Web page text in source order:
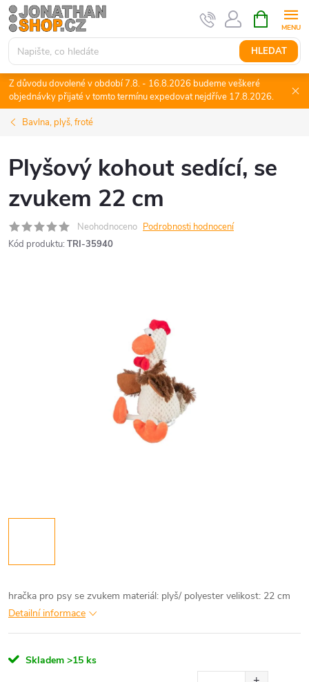
Přejít
na
obsah
HLEDAT
NÁKUPNÍ
KOŠÍK
Z důvodu dovolené v období 7.8. - 16.8.2026 budeme veškeré
objednávky přijaté v tomto termínu expedovat nejdříve 17.8.2026.
Bavlna, plyš, froté
Plyšový kohout sedící, se
zvukem 22 cm
Neohodnoceno Podrobnosti hodnocení
Kód produktu: TRI-35940
hračka pro psy se zvukem materiál: plyš/ polyester velikost: 22 cm
Detailní informace
Skladem >15 ks